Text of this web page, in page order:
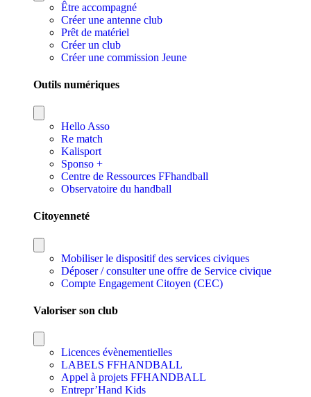
Être accompagné
Créer une antenne club
Prêt de matériel
Créer un club
Créer une commission Jeune
Outils numériques
Hello Asso
Re match
Kalisport
Sponso +
Centre de Ressources FFhandball
Observatoire du handball
Citoyenneté
Mobiliser le dispositif des services civiques
Déposer / consulter une offre de Service civique
Compte Engagement Citoyen (CEC)
Valoriser son club
Licences évènementielles
LABELS FFHANDBALL
Appel à projets FFHANDBALL
Entrepr’Hand Kids